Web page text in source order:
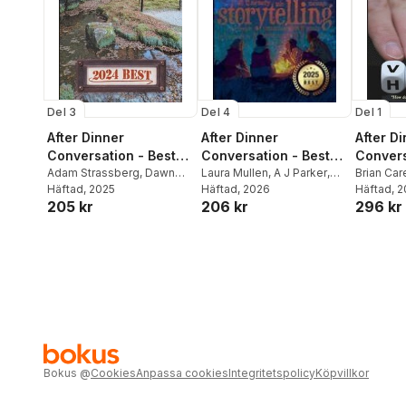
Del 3
After Dinner
Conversation - Best
Of 2024
Adam Strassberg, Dawn
Muenchrath,
Häftad, 2025
205 kr
Del 4
After Dinner
Conversation - Best
Of 2025
Laura Mullen, A J Parker,
Joseph S Klapach
Häftad, 2026
206 kr
Del 1
After
Of
Brian
Margret a
Häftad,
296 kr
Bokus @CookiesAnpassa cookiesIntegritetspolicyKöpvillkor